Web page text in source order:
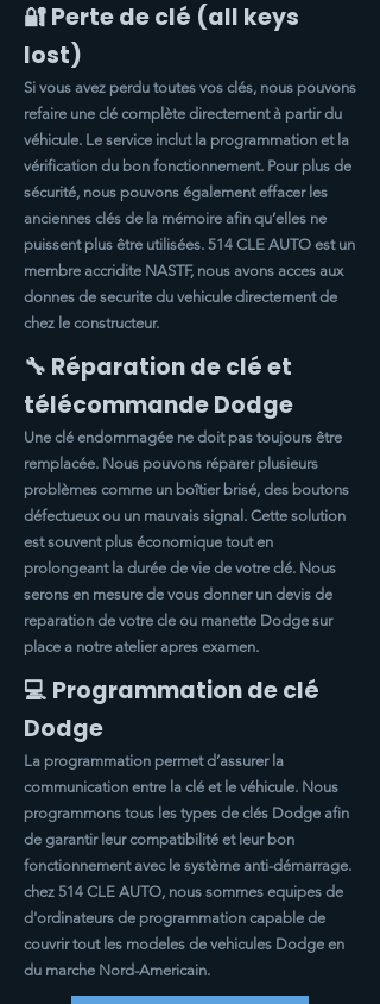
🔐 Perte de clé (all keys
lost)
Si vous avez perdu toutes vos clés, nous pouvons
refaire une clé complète directement à partir du
véhicule. Le service inclut la programmation et la
vérification du bon fonctionnement. Pour plus de
sécurité, nous pouvons également effacer les
anciennes clés de la mémoire afin qu’elles ne
puissent plus être utilisées. 514 CLE AUTO est un
membre accridite NASTF, nous avons acces aux
donnes de securite du vehicule directement de
chez le constructeur.
🔧 Réparation de clé et
télécommande Dodge
Une clé endommagée ne doit pas toujours être
remplacée. Nous pouvons réparer plusieurs
problèmes comme un boîtier brisé, des boutons
défectueux ou un mauvais signal. Cette solution
est souvent plus économique tout en
prolongeant la durée de vie de votre clé. Nous
serons en mesure de vous donner un devis de
reparation de votre cle ou manette Dodge sur
place a notre atelier apres examen.
💻 Programmation de clé
Dodge
La programmation permet d’assurer la
communication entre la clé et le véhicule. Nous
programmons tous les types de clés Dodge afin
de garantir leur compatibilité et leur bon
fonctionnement avec le système anti-démarrage.
chez 514 CLE AUTO, nous sommes equipes de
d'ordinateurs de programmation capable de
couvrir tout les modeles de vehicules Dodge en
du marche Nord-Americain.